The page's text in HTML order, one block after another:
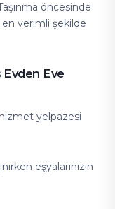
öncesinde
en verimli şekilde
Evden Eve
yelpazesi
eşyalarınızın